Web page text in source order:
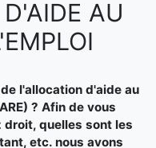
AU
l'allocation d'aide au
? Afin de vous
quelles sont les
etc. nous avons